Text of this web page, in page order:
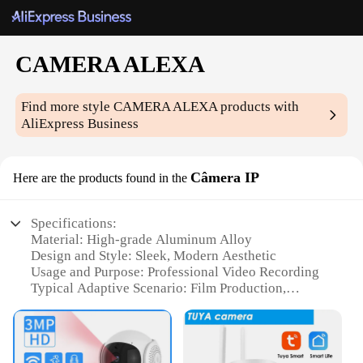
CAMERA ALEXA
Find more styleCAMERA ALEXAproducts with
AliExpress Business
Here are the products found in the Câmera IP
Specifications:
Material: High-grade Aluminum Alloy
Design and Style: Sleek, Modern Aesthetic
Usage and Purpose: Professional Video Recording
Typical Adaptive Scenario: Film Production,
Performance and Property: 4K Ultra HD Resolution
Parts and Accessories: Includes Lens Adapter and
Tripod Mount